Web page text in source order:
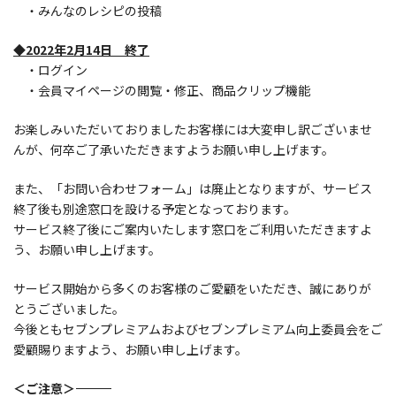
・みんなのレシピの投稿
◆2022年2月14日 終了
・ログイン
・会員マイページの閲覧・修正、商品クリップ機能
お楽しみいただいておりましたお客様には大変申し訳ございませ
んが、何卒ご了承いただきますようお願い申し上げます。
また、「お問い合わせフォーム」は廃止となりますが、サービス
終了後も別途窓口を設ける予定となっております。
サービス終了後にご案内いたします窓口をご利用いただきますよ
う、お願い申し上げます。
サービス開始から多くのお客様のご愛顧をいただき、誠にありが
とうございました。
今後ともセブンプレミアムおよびセブンプレミアム向上委員会をご
愛顧賜りますよう、お願い申し上げます。
＜ご注意＞―――――――――――――――――――――――――――――